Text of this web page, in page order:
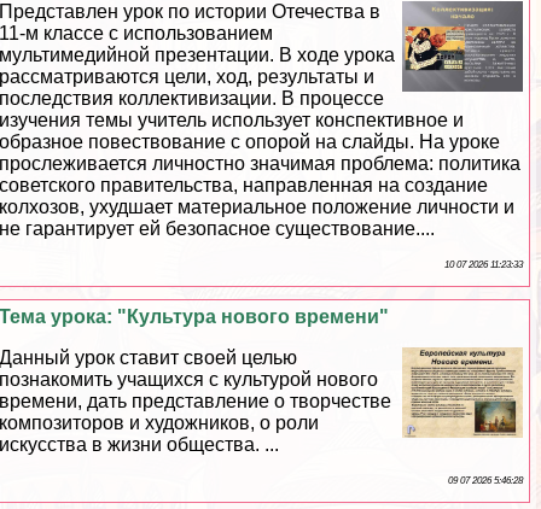
Представлен урок по истории Отечества в
11-м классе с использованием
мультимедийной презентации. В ходе урока
рассматриваются цели, ход, результаты и
последствия коллективизации. В процессе
изучения темы учитель использует конспективное и
образное повествование с опорой на слайды. На уроке
прослеживается личностно значимая проблема: политика
советского правительства, направленная на создание
колхозов, ухудшает материальное положение личности и
не гарантирует ей безопасное существование....
10 07 2026 11:23:33
Тема урока: "Культура нового времени"
Данный урок ставит своей целью
познакомить учащихся с культурой нового
времени, дать представление о творчестве
композиторов и художников, о роли
искусства в жизни общества. ...
09 07 2026 5:46:28